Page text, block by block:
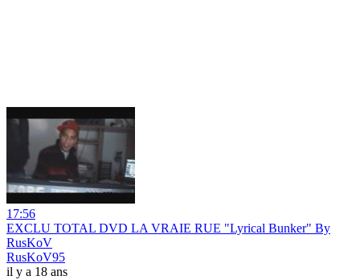
17:56
EXCLU TOTAL DVD LA VRAIE RUE "Lyrical Bunker" By
RusKoV
RusKoV95
il y a 18 ans